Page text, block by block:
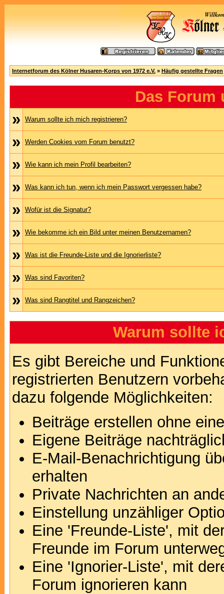
Internetforum des Kölner Husaren-Korps von 1972 e.V. » Häufig gestellte Fragen
Das Forum
»
Warum sollte ich mich registrieren?
» Werden Cookies vom Forum benutzt?
» Wie kann ich mein Profil bearbeiten?
» Was kann ich tun, wenn ich mein Passwort vergessen habe?
» Wofür ist die Signatur?
» Wie bekomme ich ein Bild unter meinen Benutzernamen?
» Was ist die Freunde-Liste und die Ignorierliste?
» Was sind Favoriten?
» Was sind Rangtitel und Rangzeichen?
Warum sollte
Es gibt Bereiche und
registrierten Benutzern
dazu folgende Möglichkeiten:
Beiträge erstellen ohne
Eigene Beiträge
E-Mail-Benachrichtigung
erhalten
Private Nachrichten an
Einstellung unzähliger
Eine 'Freunde-Liste', mit
Freunde im Forum
Eine 'Ignorier-Liste', mit
Forum ignorieren kann